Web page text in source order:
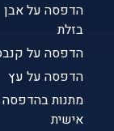
הדפסה על אבן
בזלת
הדפסה על
הדפסה על עץ
מתנות בהדפסה
אישית